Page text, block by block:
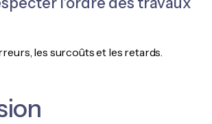
les surcoûts et les retards.